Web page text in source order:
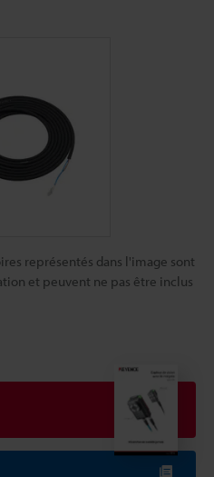
représentés dans l'image sont
et peuvent ne pas être inclus